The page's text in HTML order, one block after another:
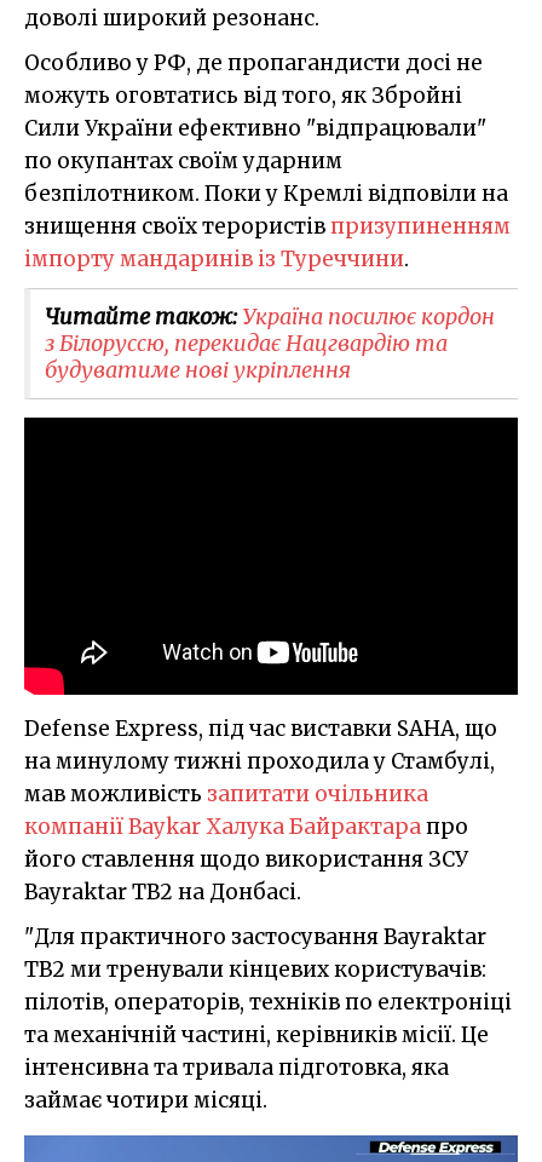
доволі широкий резонанс.
Особливо у РФ, де пропагандисти досі не
можуть оговтатись від того, як Збройні
Сили України ефективно "відпрацювали"
по окупантах своїм ударним
безпілотником. Поки у Кремлі відповіли на
знищення своїх терористівпризупиненням
імпорту мандаринів із Туреччини.
Читайте також:Україна посилює кордон
з Білоруссю, перекидає Нацгвардію та
будуватиме нові укріплення
Defense Express, під час виставки SAHA, що
на минулому тижні проходила у Стамбулі,
мав можливість запитати очільника
компанії Baykar Халука Байрактарапро
його ставлення щодо використання ЗСУ
Bayraktar TB2 на Донбасі.
"Для практичного застосування Bayraktar
TB2 ми тренували кінцевих користувачів:
пілотів, операторів, техніків по електроніці
та механічній частині, керівників місії. Це
інтенсивна та тривала підготовка, яка
займає чотири місяці.